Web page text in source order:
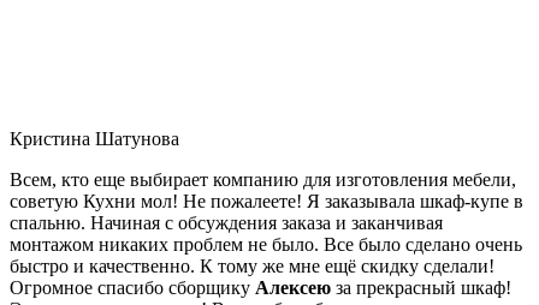
Кристина Шатунова
Всем, кто еще выбирает компанию для изготовления мебели,
советую Кухни мол! Не пожалеете! Я заказывала шкаф-купе в
спальню. Начиная с обсуждения заказа и заканчивая
монтажом никаких проблем не было. Все было сделано очень
быстро и качественно. К тому же мне ещё скидку сделали!
Огромное спасибо сборщику Алексею за прекрасный шкаф!